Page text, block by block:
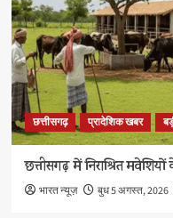
छत्तीसगढ़ प्रादेशिक खबर
छत्तीसगढ़ में निराश्रित
भारत न्यूज़ बुध 5 अगस्त, 2026